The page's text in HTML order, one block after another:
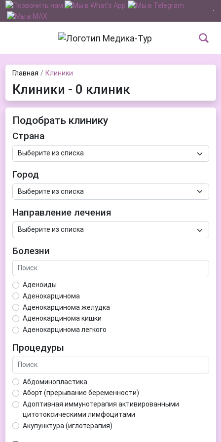
Главная Клиники
Клиники - 0 клиник
Подобрать клинику
Страна
Город
Направление лечения
Болезни
Аденоиды
Аденокарцинома
Аденокарцинома желудка
Аденокарцинома кишки
Аденокарцинома легкого
Аденома гипофиза
Аденома простаты
Аденома щитовидной железы
Аденомиоз
Адентия
Азооспермия
Акне (угри)
Алкоголизм
Процедуры
Абдоминопластика
Аборт (прерывание беременности)
Адоптивная иммунотерапия активированными
цитотоксическими лимфоцитами
Акупунктура (иглотерапия)